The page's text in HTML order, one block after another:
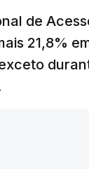
ser
de
21,8%